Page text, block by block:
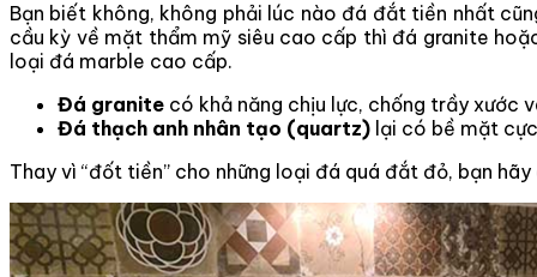
Bạn biết không, không phải lúc nào đá đắt tiền nhất
cầu kỳ về mặt thẩm mỹ siêu cao cấp thì đá granite
loại đá marble cao cấp.
Đá granite có khả năng chịu lực, chống trầy xước
Đá thạch anh nhân tạo (quartz) lại có bề mặt
Thay vì “đốt tiền” cho những loại đá quá đắt đỏ, bạn